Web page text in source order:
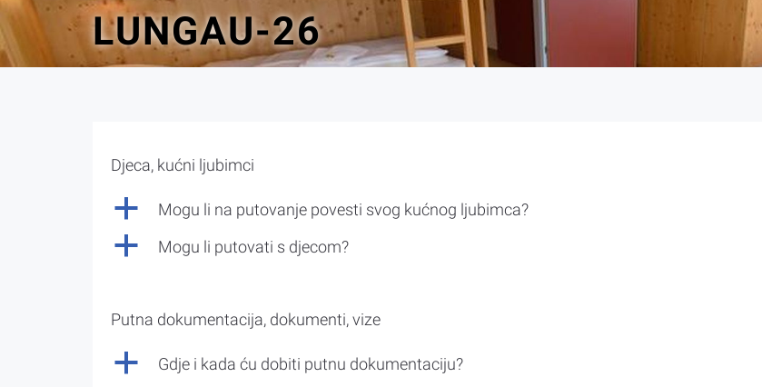
LUNGAU-26
Djeca, kućni ljubimci
a Mogu li na putovanje povesti svog kućnog ljubimca?
a Mogu li putovati s djecom?
Putna dokumentacija, dokumenti, vize
a Gdje i kada ću dobiti putnu dokumentaciju?